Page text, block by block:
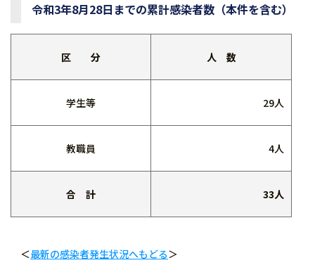
令和3年8月28日までの累計感染者数（本件を含む）
区 分 人 数
学生等 29人
教職員 4人
合 計 33人
＜最新の感染者発生状況へもどる＞